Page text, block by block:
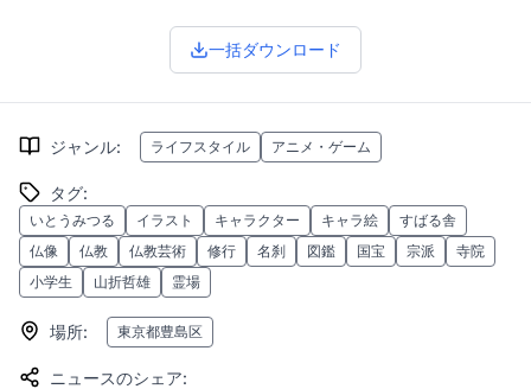
一括ダウンロード
ジャンル: ライフスタイル アニメ・ゲーム
タグ:
いとうみつる イラスト キャラクター キャラ絵
すばる舎
仏像
仏教 仏教芸術 修行 名刹 図鑑 国宝 宗派
寺院
小学生
山折哲雄 霊場
場所: 東京都豊島区
ニュースのシェア: